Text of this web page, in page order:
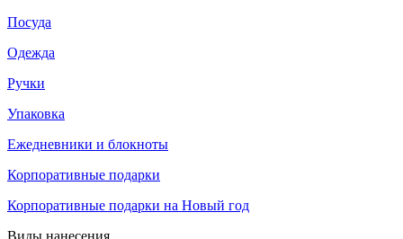
Посуда
Одежда
Ручки
Упаковка
Ежедневники и блокноты
Корпоративные подарки
Корпоративные подарки на Новый год
Виды нанесения